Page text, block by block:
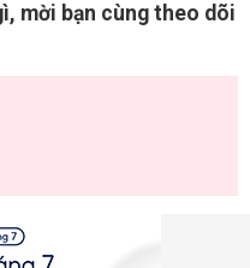
mời bạn cùng theo dõi